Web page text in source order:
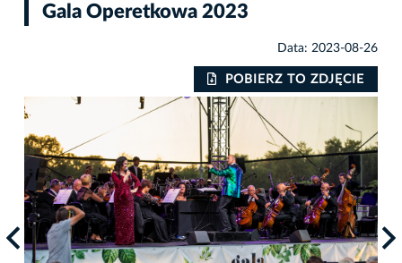
Gala Operetkowa 2023
Data: 2023-08-26
POBIERZ TO ZDJĘCIE